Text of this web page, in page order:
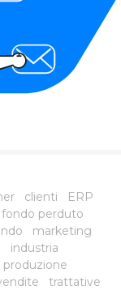
clienti
ERP
fondo perduto
marketing
industria
produzione
trattative